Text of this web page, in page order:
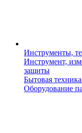
Инструменты,
Инструмент,
защиты
Бытовая
Оборудование